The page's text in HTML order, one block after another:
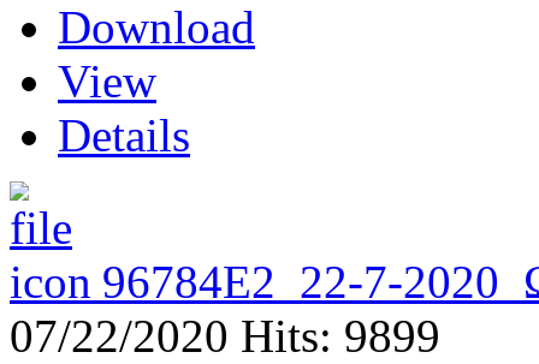
Download
View
Details
96784Ε2_22-7-
07/22/2020 Hits: 9899